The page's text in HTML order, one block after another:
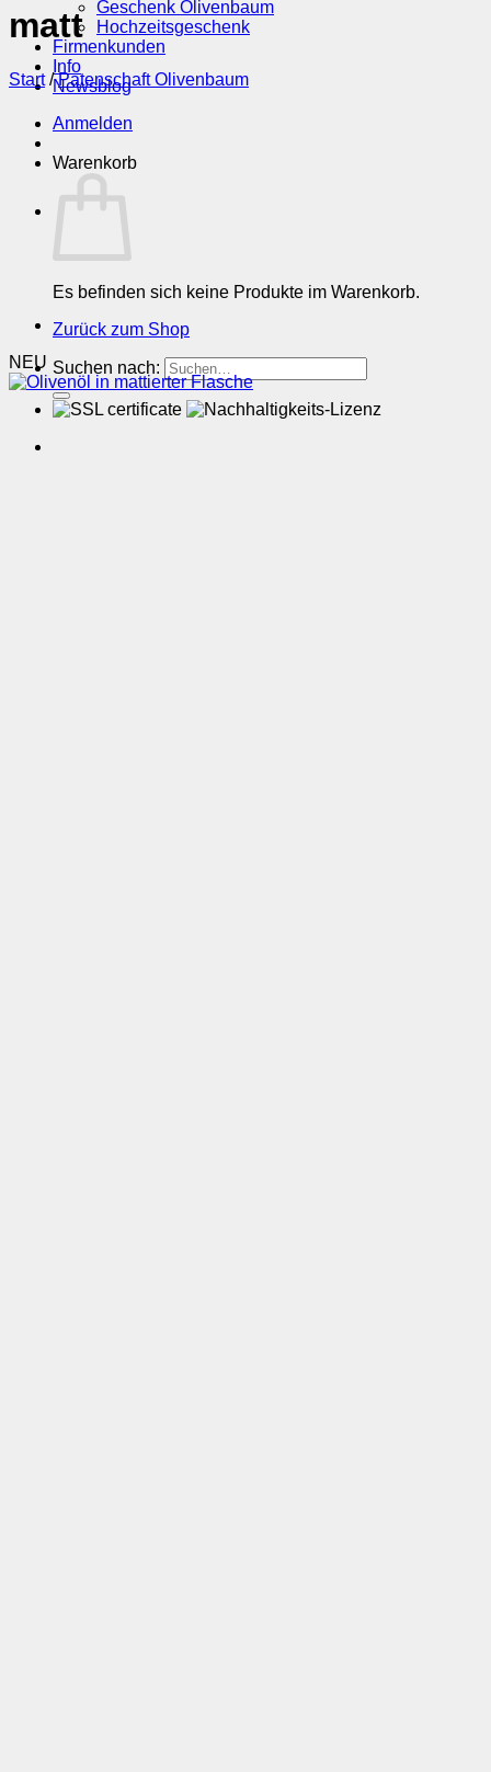
Geschenk Olivenbaum
Hochzeitsgeschenk
Firmenkunden
Info
Newsblog
Anmelden
Warenkorb
Es befinden sich keine Produkte im Warenkorb.
Zurück zum Shop
Suchen nach:
matt
Start / Patenschaft Olivenbaum
NEU